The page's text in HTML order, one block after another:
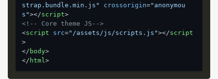
strap.bundle.min.js"
crossorigin="anonymou
s"></script>
<!-- Core theme JS-->
<script src="/assets/js/scripts.js"></script
>
</ body>
</ html >